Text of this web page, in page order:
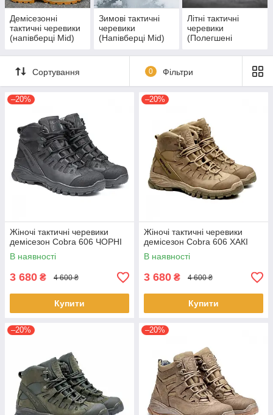
Демісезонні
тактичні черевики
(напівберці Mid)
Зимові тактичні
черевики
(Напівберці Mid)
Літні тактичні
черевики
(Полегшені
Сортування 0 Фільтри
–20%
Жіночі тактичні черевики
демісезон Cobra 606 ЧОРНІ
В наявності
3 680 ₴ 4 600 ₴
Купити
–20%
Жіночі тактичні черевики
демісезон Cobra 606 ХАКІ
В наявності
3 680 ₴ 4 600 ₴
Купити
–20% –20%